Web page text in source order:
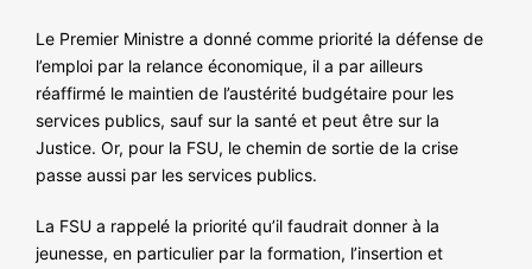
Le Premier Ministre a donné comme priorité la défense de
l’emploi par la relance économique, il a par ailleurs
réaffirmé le maintien de l’austérité budgétaire pour les
services publics, sauf sur la santé et peut être sur la
Justice. Or, pour la FSU, le chemin de sortie de la crise
passe aussi par les services publics.
La FSU a rappelé la priorité qu’il faudrait donner à la
jeunesse, en particulier par la formation, l’insertion et